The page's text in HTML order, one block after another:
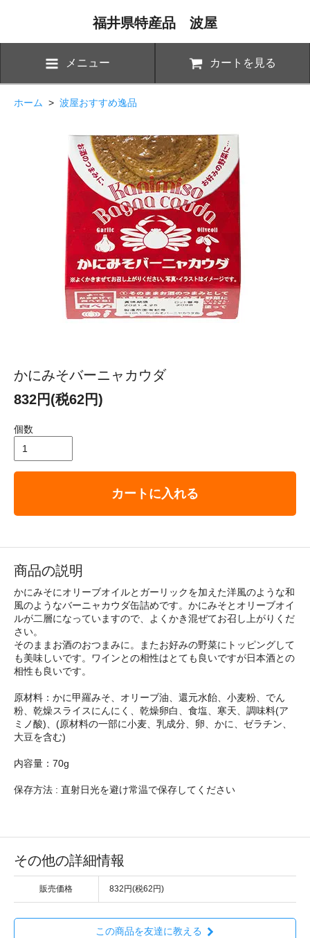
福井県特産品 波屋
メニュー カートを見る
ホーム > 波屋おすすめ逸品
かにみそバーニャカウダ
832円(税62円)
個数
カートに入れる
商品の説明
かにみそにオリーブオイルとガーリックを加えた洋風のような和
風のようなバーニャカウダ缶詰めです。かにみそとオリーブオイ
ルが二層になっていますので、よくかき混ぜてお召し上がりくだ
さい。
そのままお酒のおつまみに。またお好みの野菜にトッピングして
も美味しいです。ワインとの相性はとても良いですが日本酒との
相性も良いです。
原材料：かに甲羅みそ、オリーブ油、還元水飴、小麦粉、でん
粉、乾燥スライスにんにく、乾燥卵白、食塩、寒天、調味料(ア
ミノ酸)、(原材料の一部に小麦、乳成分、卵、かに、ゼラチン、
大豆を含む)
内容量：70g
保存方法 : 直射日光を避け常温で保存してください
その他の詳細情報
販売価格 832円(税62円)
この商品を友達に教える